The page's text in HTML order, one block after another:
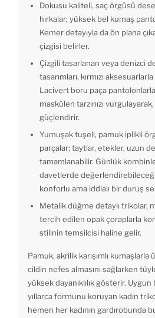
Dokusu kaliteli, saç örgüsü
hırkalar; yüksek bel kumaş
Kemer detayıyla da ön plana
çizgisi belirler.
Çizgili tasarlanan veya denizci
tasarımları, kırmızı
Lacivert boru paça
maskülen tarzınızı
güçlendirir.
Yumuşak tuşeli, pamuk iplikli
parçalar; taytlar, etekler, uzun
tamamlanabilir. Günlük
davetlerde
konforlu ama iddialı bir duruş
Metalik düğme detaylı trikolar,
tercih edilen opak çoraplarla
stilinin temsilcisi haline gelir.
Pamuk, akrilik karışımlı kumaşlarla
cildin nefes almasını sağlarken
yüksek dayanıklılık gösterir.
yıllarca formunu koruyan kadın triko
hemen her kadının gardırobunda